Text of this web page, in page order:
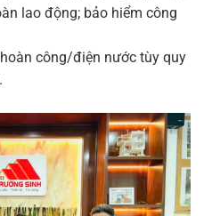
lao động; bảo hiểm công
công/điện nước tùy quy